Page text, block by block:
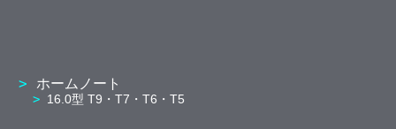
ホームノート
16.0型 T9・T7・T6・T5